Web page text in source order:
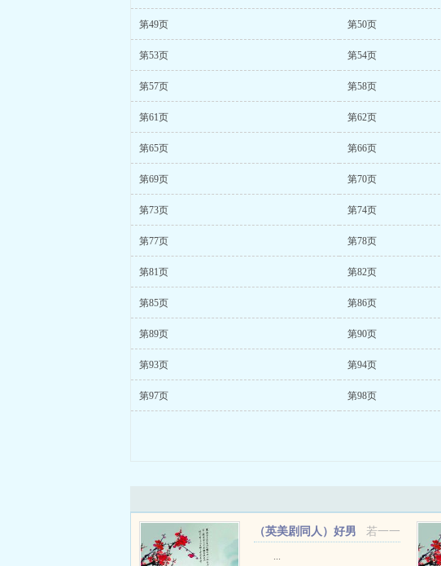
第49页 第50页
第53页 第54页
第57页 第58页
第61页 第62页
第65页 第66页
第69页 第70页
第73页 第74页
第77页 第78页
第81页 第82页
第85页 第86页
第89页 第90页
第93页 第94页
第97页 第98页
若一一
（英美剧同人）好男
...